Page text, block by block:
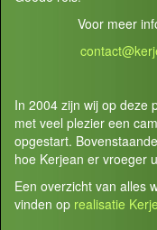
Voor meer
In 2004 zijn wij op deze
met veel plezier een
opgestart.
hoe Kerjean er vroeger
Een overzicht van alles
vinden op realisatie